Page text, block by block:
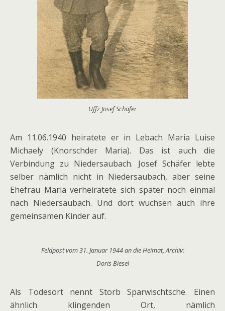
Uffz Josef Schäfer
Am 11.06.1940 heiratete er in Lebach Maria Luise
Michaely (Knorschder Maria). Das ist auch die
Verbindung zu Niedersaubach. Josef Schäfer lebte
selber nämlich nicht in Niedersaubach, aber seine
Ehefrau Maria verheiratete sich später noch einmal
nach Niedersaubach. Und dort wuchsen auch ihre
gemeinsamen Kinder auf.
Feldpost vom 31. Januar 1944 an die Heimat, Archiv:
Doris Biesel
Als Todesort nennt Storb Sparwischtsche. Einen
ähnlich klingenden Ort, nämlich